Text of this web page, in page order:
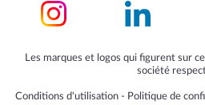
Les marques et logos qui figurent sur
société
Conditions d'utilisation‐ Politique de